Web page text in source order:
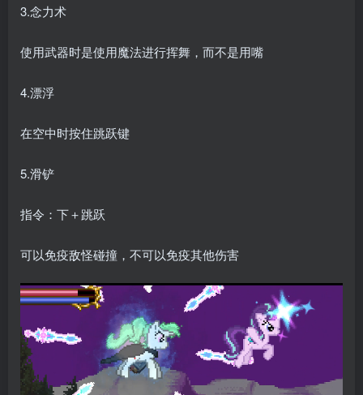
3.念力术
使用武器时是使用魔法进行挥舞，而不是用嘴
4.漂浮
在空中时按住跳跃键
5.滑铲
指令：下＋跳跃
可以免疫敌怪碰撞，不可以免疫其他伤害